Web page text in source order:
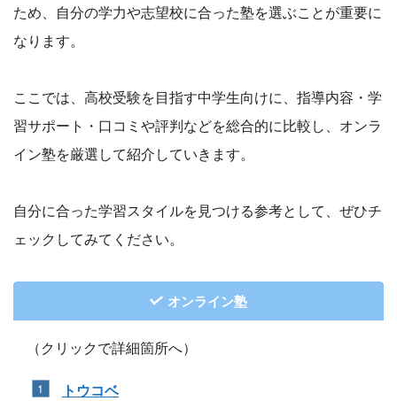
ため、自分の学力や志望校に合った塾を選ぶことが重要に
なります。
ここでは、高校受験を目指す中学生向けに、指導内容・学
習サポート・口コミや評判などを総合的に比較し、オンラ
イン塾を厳選して紹介していきます。
自分に合った学習スタイルを見つける参考として、ぜひチ
ェックしてみてください。
オンライン塾
（クリックで詳細箇所へ）
トウコベ